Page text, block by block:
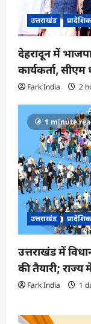
उत्तराखंड प्रादेशिक
देहरादून में
कार्यकर्ता,
Fark India 2
1 minute
उत्तराखंड प्रादेशिक
उत्तराखंड में
की तैयारी; राज्य
Fark India 1